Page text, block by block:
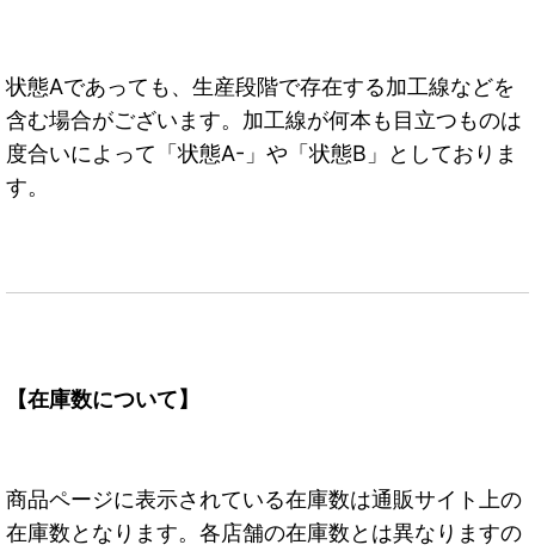
状態Aであっても、生産段階で存在する加工線などを
含む場合がございます。加工線が何本も目立つものは
度合いによって「状態A-」や「状態B」としておりま
す。
【在庫数について】
商品ページに表示されている在庫数は通販サイト上の
在庫数となります。各店舗の在庫数とは異なりますの